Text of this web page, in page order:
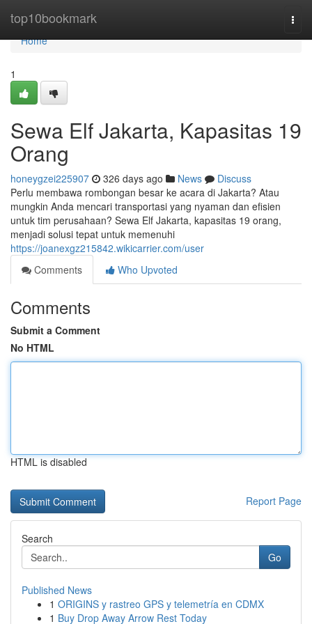
top10bookmark
Home
Home
1
Sewa Elf Jakarta, Kapasitas 19
Orang
honeygzei225907 326 days ago News
Discuss
Perlu membawa rombongan besar ke acara di Jakarta? Atau
mungkin Anda mencari transportasi yang nyaman dan efisien
untuk tim perusahaan? Sewa Elf Jakarta, kapasitas 19 orang,
menjadi solusi tepat untuk memenuhi
https://joanexgz215842.wikicarrier.com/user
Comments
Who Upvoted
Comments
Submit a Comment
No HTML
HTML is disabled
Report Page
Search
Go
Published News
1 ORIGINS y rastreo GPS y telemetría en CDMX
1 Buy Drop Away Arrow Rest Today